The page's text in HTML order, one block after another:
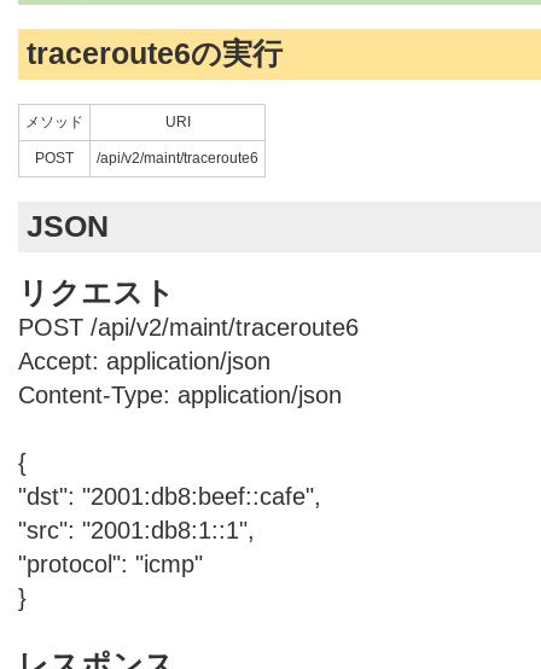
traceroute6の実行
メソッド URI
POST /api/v2/maint/traceroute6
JSON
リクエスト
POST /api/v2/maint/traceroute6
Accept: application/json
Content-Type: application/json
{
"dst": "2001:db8:beef::cafe",
"src": "2001:db8:1::1",
"protocol": "icmp"
}